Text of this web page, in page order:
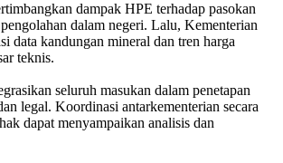
dampak HPE terhadap pasokan
dalam negeri. Lalu, Kementerian
data kandungan mineral dan tren harga
teknis.
seluruh masukan dalam penetapan
legal. Koordinasi antarkementerian secara
dapat menyampaikan analisis dan